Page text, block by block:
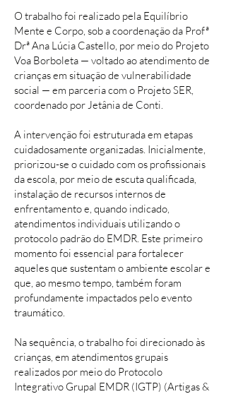
O trabalho foi realizado pela Equilíbrio
Mente e Corpo, sob a coordenação da Profª
Drª Ana Lúcia Castello, por meio do Projeto
Voa Borboleta — voltado ao atendimento de
crianças em situação de vulnerabilidade
social — em parceria com o Projeto SER,
coordenado por Jetânia de Conti.
A intervenção foi estruturada em etapas
cuidadosamente organizadas. Inicialmente,
priorizou-se o cuidado com os profissionais
da escola, por meio de escuta qualificada,
instalação de recursos internos de
enfrentamento e, quando indicado,
atendimentos individuais utilizando o
protocolo padrão do EMDR. Este primeiro
momento foi essencial para fortalecer
aqueles que sustentam o ambiente escolar e
que, ao mesmo tempo, também foram
profundamente impactados pelo evento
traumático.
Na sequência, o trabalho foi direcionado às
crianças, em atendimentos grupais
realizados por meio do Protocolo
Integrativo Grupal EMDR (IGTP) (Artigas &